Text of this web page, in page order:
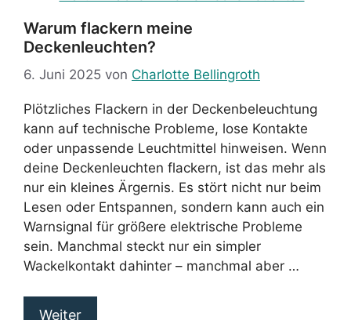
Warum flackern meine
Deckenleuchten?
6. Juni 2025 von Charlotte Bellingroth
Plötzliches Flackern in der Deckenbeleuchtung
kann auf technische Probleme, lose Kontakte
oder unpassende Leuchtmittel hinweisen. Wenn
deine Deckenleuchten flackern, ist das mehr als
nur ein kleines Ärgernis. Es stört nicht nur beim
Lesen oder Entspannen, sondern kann auch ein
Warnsignal für größere elektrische Probleme
sein. Manchmal steckt nur ein simpler
Wackelkontakt dahinter – manchmal aber …
Weiter